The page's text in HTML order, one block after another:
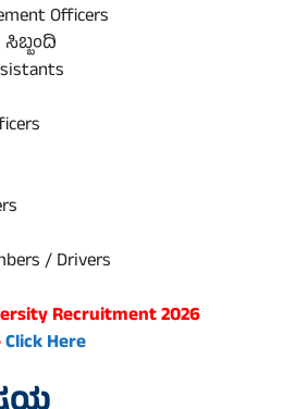
Officers
/ Drivers
Recruitment 2026
Click Here